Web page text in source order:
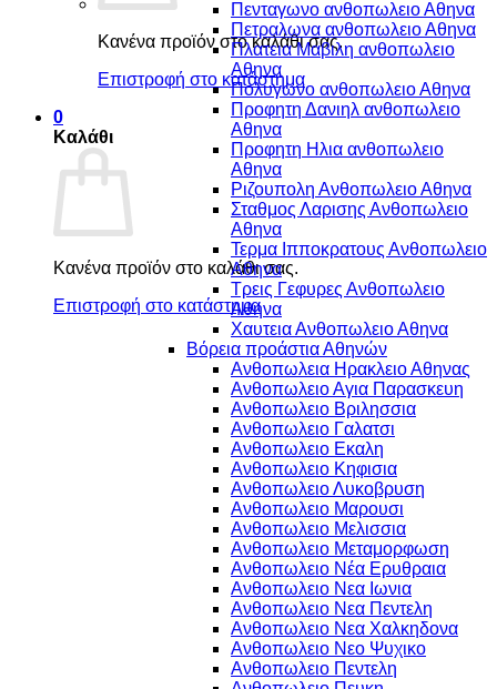
Κανένα προϊόν στο καλάθι σας.
Επιστροφή στο κατάστημα
0
Καλάθι
Κανένα προϊόν στο καλάθι σας.
Επιστροφή στο κατάστημα
Πενταγωνο ανθοπωλειο Αθηνα
Πετραλωνα ανθοπωλειο Αθηνα
Πλατεια Μαβιλη ανθοπωλειο
Αθηνα
Πολυγωνο ανθοπωλειο Αθηνα
Προφητη Δανιηλ ανθοπωλειο
Αθηνα
Προφητη Ηλια ανθοπωλειο
Αθηνα
Ριζουπολη Ανθοπωλειο Αθηνα
Σταθμος Λαρισης Ανθοπωλειο
Αθηνα
Τερμα Ιπποκρατους Ανθοπωλειο
Αθηνα
Τρεις Γεφυρες Ανθοπωλειο
Αθηνα
Χαυτεια Ανθοπωλειο Αθηνα
Βόρεια προάστια Αθηνών
Ανθοπωλεια Ηρακλειο Αθηνας
Ανθοπωλειο Αγια Παρασκευη
Ανθοπωλειο Βριλησσια
Ανθοπωλειο Γαλατσι
Ανθοπωλειο Εκαλη
Ανθοπωλειο Κηφισια
Ανθοπωλειο Λυκοβρυση
Ανθοπωλειο Μαρουσι
Ανθοπωλειο Μελισσια
Ανθοπωλειο Μεταμορφωση
Ανθοπωλειο Νέα Ερυθραια
Ανθοπωλειο Νεα Ιωνια
Ανθοπωλειο Νεα Πεντελη
Ανθοπωλειο Νεα Χαλκηδονα
Ανθοπωλειο Νεο Ψυχικο
Ανθοπωλειο Πεντελη